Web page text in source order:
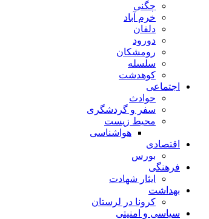
چگنی
خرم آباد
دلفان
دورود
رومشکان
سلسله
کوهدشت
اجتماعی
حوادث
سفر و گردشگری
محیط زیست
هواشناسی
اقتصادی
بورس
فرهنگی
ایثار شهادت
بهداشت
کرونا در لرستان
سیاسی و امنیتی